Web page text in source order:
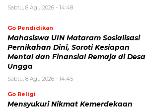
Sabtu, 8 Agu 2026 - 14:48
Go Pendidikan
Mahasiswa UIN Mataram Sosialisasi
Pernikahan Dini, Soroti Kesiapan
Mental dan Finansial Remaja di Desa
Ungga
Sabtu, 8 Agu 2026 - 14:45
Go Religi
Mensyukuri Nikmat Kemerdekaan